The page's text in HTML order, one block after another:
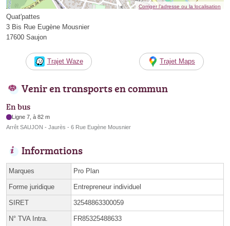
Corriger l’adresse ou la localisation
Quat'pattes
3 Bis Rue Eugène Mousnier
17600 Saujon
Trajet Waze Trajet Maps
Venir en transports en commun
En bus
Ligne 7, à 82 m
Arrêt SAUJON - Jaurès - 6 Rue Eugène Mousnier
Informations
Marques Pro Plan
Forme juridique Entrepreneur individuel
SIRET 32548863300059
N° TVA Intra. FR85325488633